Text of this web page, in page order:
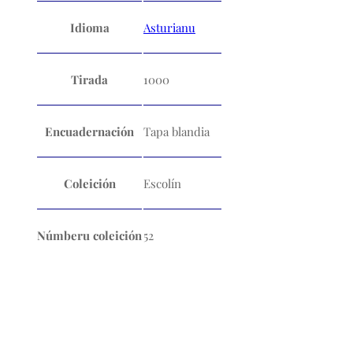
Idioma Asturianu
Tirada 1000
Encuadernación Tapa blandia
Coleición Escolín
Númberu coleición52